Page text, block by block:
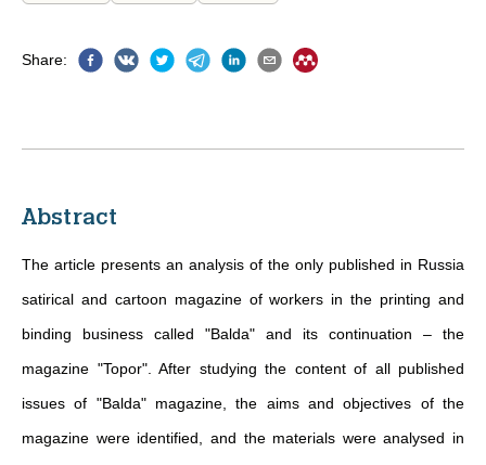
Share:
Abstract
The article presents an analysis of the only published in Russia
satirical and cartoon magazine of workers in the printing and
binding business called "Balda" and its continuation – the
magazine "Topor". After studying the content of all published
issues of "Balda" magazine, the aims and objectives of the
magazine were identified, and the materials were analysed in